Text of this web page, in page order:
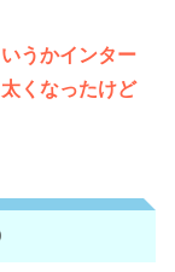
うかインター
くなったけど